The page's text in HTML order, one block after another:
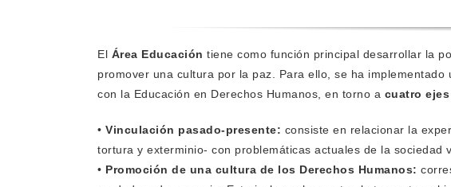
El Área Educación tiene como función principal desarrollar la
promover una cultura por la paz. Para ello, se ha
con la Educación en Derechos Humanos, en torno a cuatro
• Vinculación pasado-presente: consiste en relacionar la
tortura y exterminio- con problemáticas actuales de la sociedad
• Promoción de una cultura de los Derechos Humanos: